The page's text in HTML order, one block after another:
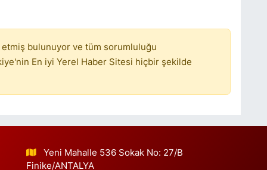
etmiş bulunuyor ve tüm sorumluluğu
En iyi Yerel Haber Sitesi hiçbir şekilde
Yeni Mahalle 536 Sokak No: 27/B
Finike/ANTALYA